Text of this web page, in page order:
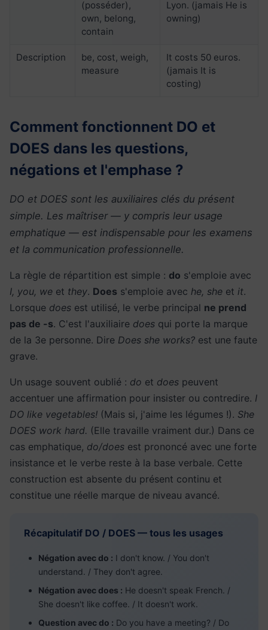
(posséder),
own, belong,
contain
Lyon. (jamais He is
owning)
Description
be, cost, weigh,
measure
It costs 50 euros.
(jamais It is
costing)
Comment fonctionnent DO et
DOES dans les questions,
négations et l'emphase ?
DO et DOES sont les auxiliaires clés du présent
simple. Les maîtriser — y compris leur usage
emphatique — est indispensable pour les examens
et la communication professionnelle.
La règle de répartition est simple : do s'emploie avec
I, you, we et they. Does s'emploie avec he, she et it.
Lorsque does est utilisé, le verbe principal ne prend
pas de -s. C'est l'auxiliaire does qui porte la marque
de la 3e personne. Dire Does she works? est une faute
grave.
Un usage souvent oublié : do et does peuvent
accentuer une affirmation pour insister ou contredire. I
DO like vegetables! (Mais si, j'aime les légumes !). She
DOES work hard. (Elle travaille vraiment dur.) Dans ce
cas emphatique, do/does est prononcé avec une forte
insistance et le verbe reste à la base verbale. Cette
construction est absente du présent continu et
constitue une réelle marque de niveau avancé.
Récapitulatif DO / DOES — tous les usages
Négation avec do : I don't know. / You don't
understand. / They don't agree.
Négation avec does : He doesn't speak French. /
She doesn't like coffee. / It doesn't work.
Question avec do : Do you have a meeting? / Do